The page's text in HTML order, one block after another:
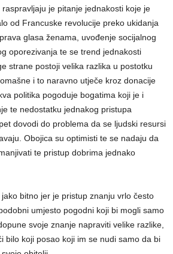
je pitanje jednakosti koje je
od Francuske revolucije preko ukidanja
glasa ženama, uvođenje socijalnog
oporezivanja te se trend jednakosti
strane postoji velika razlika u postotku
i to naravno utječe kroz donacije
politika pogoduje bogatima koji je i
te nedostatku jednakog pristupa
dovodi do problema da se ljudski resursi
Obojica su optimisti te se nadaju da
te pristup dobrima jednako
bitno jer je pristup znanju vrlo često
umjesto pogodni koji bi mogli samo
svoje znanje napraviti velike razlike,
bilo koji posao koji im se nudi samo da bi